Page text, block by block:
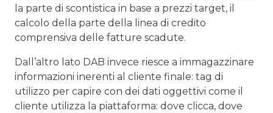
la parte di scontistica in base a prezzi target, il
calcolo della parte della linea di credito
comprensiva delle fatture scadute.
Dall’altro lato DAB invece riesce a immagazzinare
informazioni inerenti al cliente finale: tag di
utilizzo per capire con dei dati oggettivi come il
cliente utilizza la piattaforma: dove clicca, dove